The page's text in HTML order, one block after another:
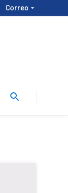
Correo arrow_drop_down
search